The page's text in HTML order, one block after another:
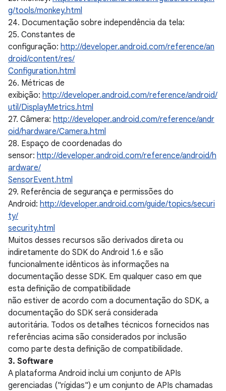
g/tools/monkey.html
24. Documentação sobre independência da tela:
25. Constantes de
configuração: http://developer.android.com/reference/an
droid/content/res/
Configuration.html
26. Métricas de
exibição: http://developer.android.com/reference/android/
util/DisplayMetrics.html
27. Câmera: http://developer.android.com/reference/andr
oid/hardware/Camera.html
28. Espaço de coordenadas do
sensor: http://developer.android.com/reference/android/h
ardware/
SensorEvent.html
29. Referência de segurança e permissões do
Android: http://developer.android.com/guide/topics/securi
ty/
security.html
Muitos desses recursos são derivados direta ou
indiretamente do SDK do Android 1.6 e são
funcionalmente idênticos às informações na
documentação desse SDK. Em qualquer caso em que
esta definição de compatibilidade
não estiver de acordo com a documentação do SDK, a
documentação do SDK será considerada
autoritária. Todos os detalhes técnicos fornecidos nas
referências acima são considerados por inclusão
como parte desta definição de compatibilidade.
3. Software
A plataforma Android inclui um conjunto de APIs
gerenciadas ("rígidas") e um conjunto de APIs chamadas